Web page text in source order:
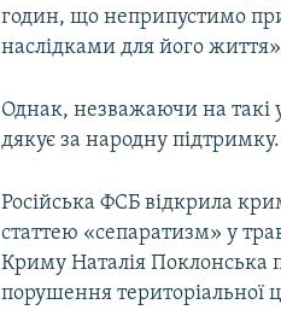
годин, що неприпустимо
наслідками для його
Однак, незважаючи на такі
дякує за народну підтримку.
Російська ФСБ відкрила
статтею «сепаратизм» у
Криму Наталія Поклонська
порушення територіальної